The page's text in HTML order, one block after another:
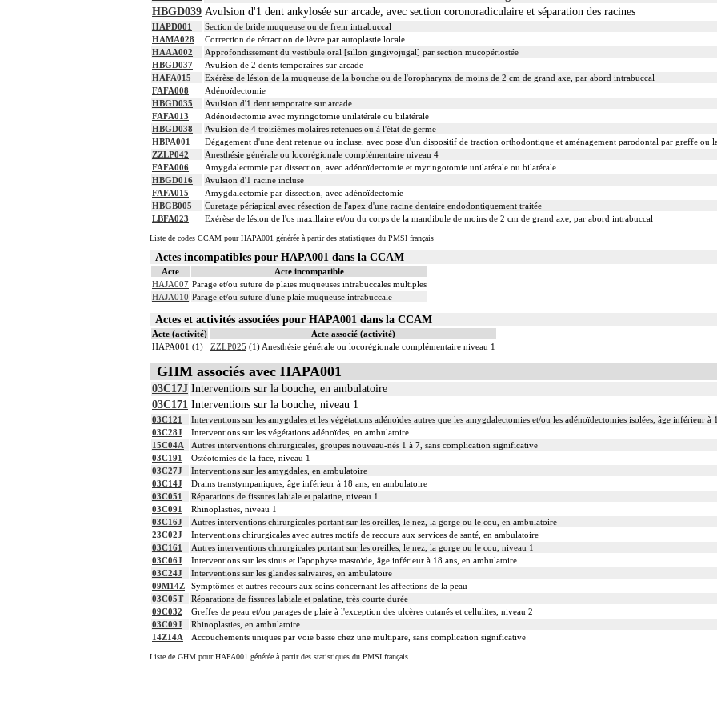
HBGD039 Avulsion d'1 dent ankylosée sur arcade, avec section coronoradiculaire et séparation des racines
HAPD001
Section de bride muqueuse ou de frein intrabuccal
HAMA028
Correction de rétraction de lèvre par autoplastie locale
HAAA002
Approfondissement du vestibule oral [sillon gingivojugal] par section mucopériostée
HBGD037
Avulsion de 2 dents temporaires sur arcade
HAFA015
Exérèse de lésion de la muqueuse de la bouche ou de l'oropharynx de moins de 2 cm de grand axe, par abord intrabuccal
FAFA008
Adénoïdectomie
HBGD035
Avulsion d'1 dent temporaire sur arcade
FAFA013
Adénoïdectomie avec myringotomie unilatérale ou bilatérale
HBGD038
Avulsion de 4 troisièmes molaires retenues ou à l'état de germe
HBPA001
Dégagement d'une dent retenue ou incluse, avec pose d'un dispositif de traction orthodontique et aménagement parodontal par greffe ou
ZZLP042
Anesthésie générale ou locorégionale complémentaire niveau 4
FAFA006
Amygdalectomie par dissection, avec adénoïdectomie et myringotomie unilatérale ou bilatérale
HBGD016
Avulsion d'1 racine incluse
FAFA015
Amygdalectomie par dissection, avec adénoïdectomie
HBGB005
Curetage périapical avec résection de l'apex d'une racine dentaire endodontiquement traitée
LBFA023
Exérèse de lésion de l'os maxillaire et/ou du corps de la mandibule de moins de 2 cm de grand axe, par abord intrabuccal
Liste de codes CCAM pour HAPA001 générée à partir des statistiques du PMSI français
Actes incompatibles pour HAPA001 dans la CCAM
Acte
Acte incompatible
HAJA007 Parage et/ou suture de plaies muqueuses intrabuccales multiples
HAJA010 Parage et/ou suture d'une plaie muqueuse intrabuccale
Actes et activités associées pour HAPA001 dans la CCAM
Acte (activité)
Acte associé (activité)
HAPA001 (1)
ZZLP025 (1) Anesthésie générale ou locorégionale complémentaire niveau 1
GHM associés avec HAPA001
03C17J Interventions sur la bouche, en ambulatoire
03C171 Interventions sur la bouche, niveau 1
03C121
Interventions sur les amygdales et les végétations adénoïdes autres que les amygdalectomies et/ou les adénoïdectomies isolées, âge inférieur à
03C28J
Interventions sur les végétations adénoïdes, en ambulatoire
15C04A
Autres interventions chirurgicales, groupes nouveau-nés 1 à 7, sans complication significative
03C191
Ostéotomies de la face, niveau 1
03C27J
Interventions sur les amygdales, en ambulatoire
03C14J
Drains transtympaniques, âge inférieur à 18 ans, en ambulatoire
03C051
Réparations de fissures labiale et palatine, niveau 1
03C091
Rhinoplasties, niveau 1
03C16J
Autres interventions chirurgicales portant sur les oreilles, le nez, la gorge ou le cou, en ambulatoire
23C02J
Interventions chirurgicales avec autres motifs de recours aux services de santé, en ambulatoire
03C161
Autres interventions chirurgicales portant sur les oreilles, le nez, la gorge ou le cou, niveau 1
03C06J
Interventions sur les sinus et l'apophyse mastoïde, âge inférieur à 18 ans, en ambulatoire
03C24J
Interventions sur les glandes salivaires, en ambulatoire
09M14Z
Symptômes et autres recours aux soins concernant les affections de la peau
03C05T
Réparations de fissures labiale et palatine, très courte durée
09C032
Greffes de peau et/ou parages de plaie à l'exception des ulcères cutanés et cellulites, niveau 2
03C09J
Rhinoplasties, en ambulatoire
14Z14A
Accouchements uniques par voie basse chez une multipare, sans complication significative
Liste de GHM pour HAPA001 générée à partir des statistiques du PMSI français